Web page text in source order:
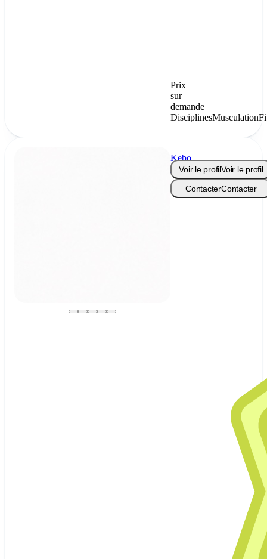
Prix
sur
demande
DisciplinesMusculation
Kebo
Coach
Voir le profilVoir le profil
ContacterContacter